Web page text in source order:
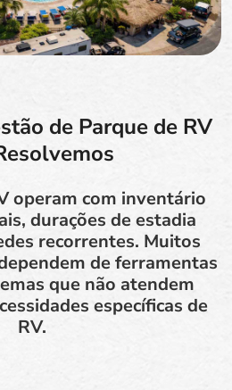
de Parque de RV
operam com inventário
durações de estadia
recorrentes. Muitos
de ferramentas
que não atendem
específicas de
RV.